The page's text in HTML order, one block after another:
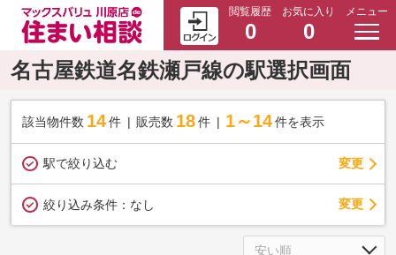
閲覧履歴
0
お気に入り
0
メニュー
名古屋鉄道名鉄瀬戸線の駅選択画面
該当物件数 14件 販売数 18 件 1～14 件を表示
駅で絞り込む 変更
絞り込み条件： なし 変更